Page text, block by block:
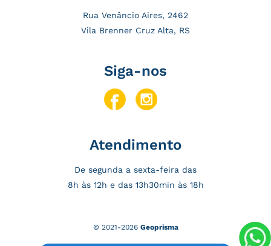
Rua Venâncio Aires, 2462
Vila Brenner Cruz Alta, RS
Siga-nos
Atendimento
De segunda a sexta-feira das
8h às 12h e das 13h30min às 18h
© 2021-2026 Geoprisma